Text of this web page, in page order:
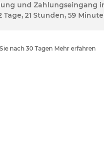
und Zahlungseingang
Tage, 21 Stunden, 59
nach 30 Tagen Mehr erfahren